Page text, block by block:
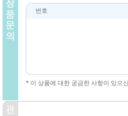
번호
* 이 상품에 대한 궁금한 사항이 있으